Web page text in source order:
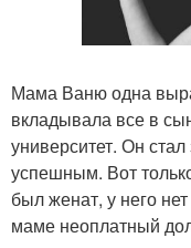
Мама Ваню одна
вкладывала все в
университет. Он
успешным. Вот
был женат, у него
маме неоплатный